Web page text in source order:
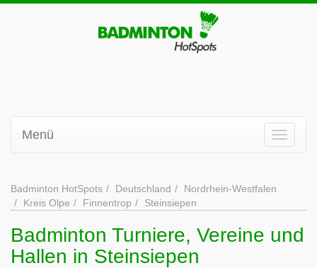
Menü
Badminton HotSpots Deutschland
Nordrhein-Westfalen
Kreis Olpe
Finnentrop Steinsiepen
Badminton Turniere, Vereine und
Hallen in Steinsiepen